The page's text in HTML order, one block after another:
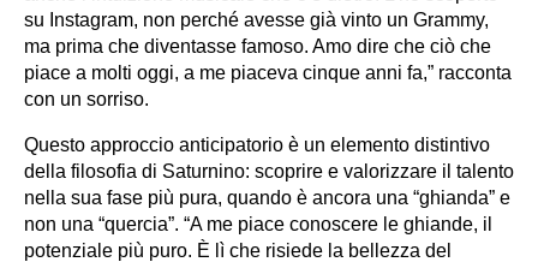
su Instagram, non perché avesse già vinto un Grammy,
ma prima che diventasse famoso. Amo dire che ciò che
piace a molti oggi, a me piaceva cinque anni fa,” racconta
con un sorriso.
Questo approccio anticipatorio è un elemento distintivo
della filosofia di Saturnino: scoprire e valorizzare il talento
nella sua fase più pura, quando è ancora una “ghianda” e
non una “quercia”. “A me piace conoscere le ghiande, il
potenziale più puro. È lì che risiede la bellezza del